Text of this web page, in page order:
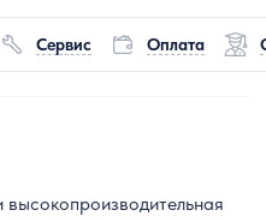
Сервис Оплата